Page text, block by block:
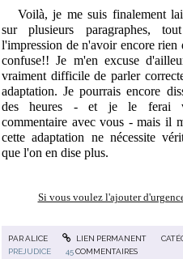
Voilà, je me suis finalement
sur plusieurs paragraphes,
l'impression de n'avoir encore rien
confuse!! Je m'en excuse
vraiment difficile de parler
adaptation. Je pourrais encore
des heures - et je le ferai
commentaire avec vous - mais il
cette adaptation ne nécessite
que l'on en dise plus.
Si vous voulez l'ajouter
PARALICE LIEN PERMANENT
PREJUDICE
45 COMMENTAIRES